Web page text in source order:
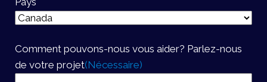
Comment pouvons-nous vous aider? Parlez-nous
de votre projet(Nécessaire)